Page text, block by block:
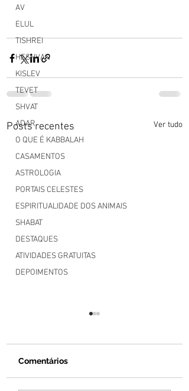
AV
ELUL
TISHREI
HESHVAN
KISLEV
TEVET
SHVAT
ADAR
O QUE É KABBALAH
CASAMENTOS
ASTROLOGIA
PORTAIS CELESTES
ESPIRITUALIDADE DOS ANIMAIS
SHABAT
DESTAQUES
ATIVIDADES GRATUITAS
DEPOIMENTOS
Posts recentes Ver tudo
Mês de AV
Comentários